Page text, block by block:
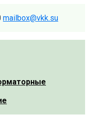
mailbox@vkk.su